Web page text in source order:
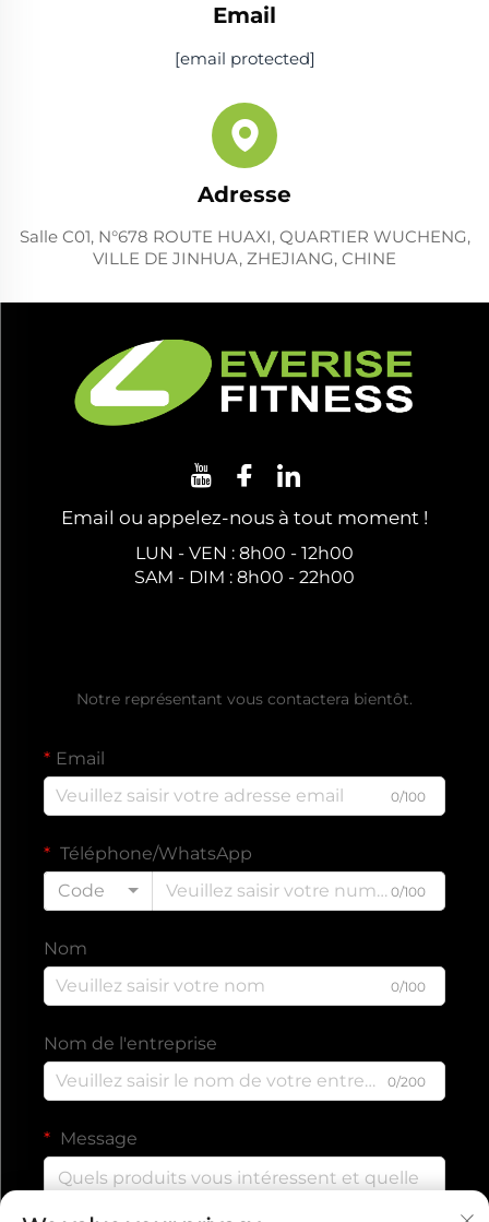
Email
[email protected]
Adresse
Salle C01, N°678 ROUTE HUAXI, QUARTIER WUCHENG,
VILLE DE JINHUA, ZHEJIANG, CHINE
Email ou appelez-nous à tout moment !
LUN - VEN : 8h00 - 12h00
SAM - DIM : 8h00 - 22h00
Notre représentant vous contactera bientôt.
Email
0/100
Téléphone/WhatsApp
Code
0/100
Nom
0/100
Nom de l'entreprise
0/200
Message